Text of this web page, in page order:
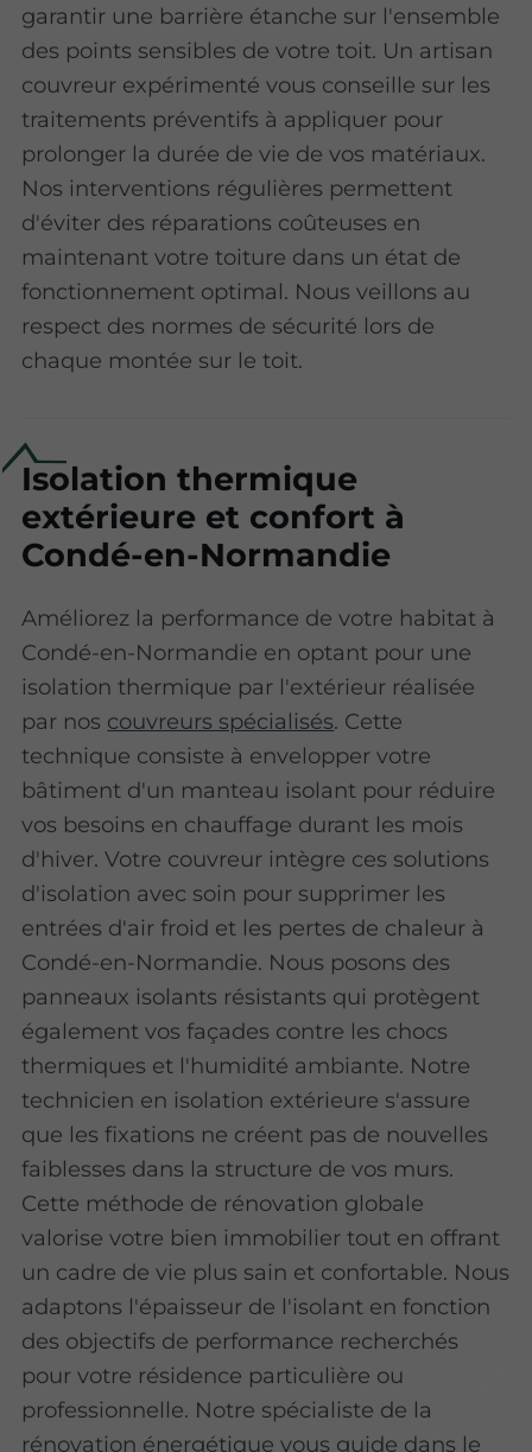
garantir une barrière étanche sur l'ensemble
des points sensibles de votre toit. Un artisan
couvreur expérimenté vous conseille sur les
traitements préventifs à appliquer pour
prolonger la durée de vie de vos matériaux.
Nos interventions régulières permettent
d'éviter des réparations coûteuses en
maintenant votre toiture dans un état de
fonctionnement optimal. Nous veillons au
respect des normes de sécurité lors de
chaque montée sur le toit.
Isolation thermique
extérieure et confort à
Condé-en-Normandie
Améliorez la performance de votre habitat à
Condé-en-Normandie en optant pour une
isolation thermique par l'extérieur réalisée
par nos couvreurs spécialisés. Cette
technique consiste à envelopper votre
bâtiment d'un manteau isolant pour réduire
vos besoins en chauffage durant les mois
d'hiver. Votre couvreur intègre ces solutions
d'isolation avec soin pour supprimer les
entrées d'air froid et les pertes de chaleur à
Condé-en-Normandie. Nous posons des
panneaux isolants résistants qui protègent
également vos façades contre les chocs
thermiques et l'humidité ambiante. Notre
technicien en isolation extérieure s'assure
que les fixations ne créent pas de nouvelles
faiblesses dans la structure de vos murs.
Cette méthode de rénovation globale
valorise votre bien immobilier tout en offrant
un cadre de vie plus sain et confortable. Nous
adaptons l'épaisseur de l'isolant en fonction
des objectifs de performance recherchés
pour votre résidence particulière ou
professionnelle. Notre spécialiste de la
rénovation énergétique vous guide dans le